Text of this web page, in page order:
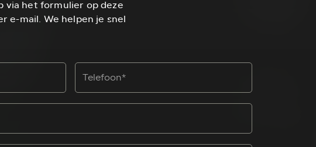
via het formulier op deze
e-mail. We helpen je snel